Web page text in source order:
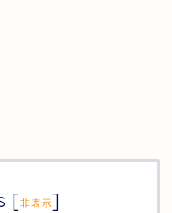
[非表示]